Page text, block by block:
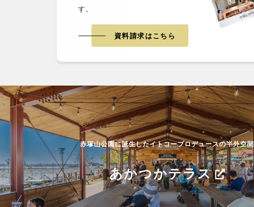
す。
資料請求はこちら
赤塚山公園に誕生したイトコープロデュースの半外空間
あかつかテラス